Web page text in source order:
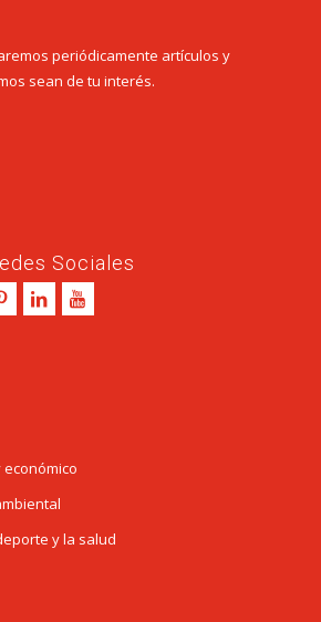
periódicamente artículos y
sean de tu interés.
Sociales
y la salud